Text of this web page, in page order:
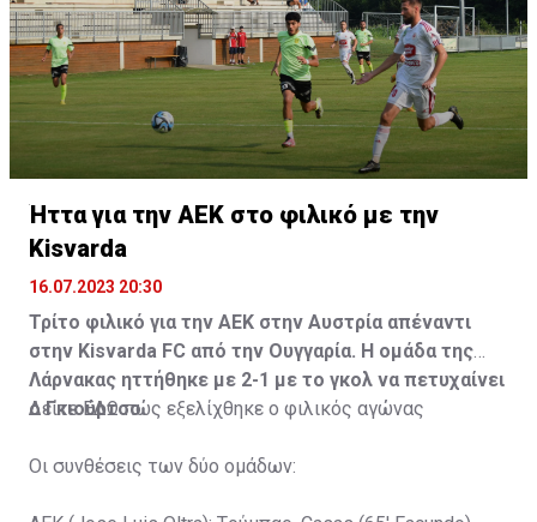
Ήττα για την ΑΕΚ στο φιλικό με την
Kisvarda
16.07.2023 20:30
Τρίτο φιλικό για την ΑΕΚ στην Αυστρία απέναντι
στην Kisvarda FC από την Ουγγαρία. Η ομάδα της
Λάρνακας ηττήθηκε με 2-1 με το γκολ να πετυχαίνει
ο Γκιούρτσο.
ΔείτεΕΔΩπώς εξελίχθηκε ο φιλικός αγώνας
Οι συνθέσεις των δύο ομάδων: